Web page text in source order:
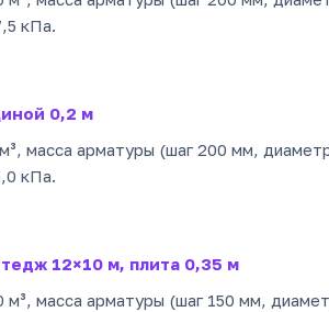
кПа.
0,2 м
масса арматуры (шаг 200 мм,
кПа.
12×10 м, плита 0,35 м
масса арматуры (шаг 150 мм,